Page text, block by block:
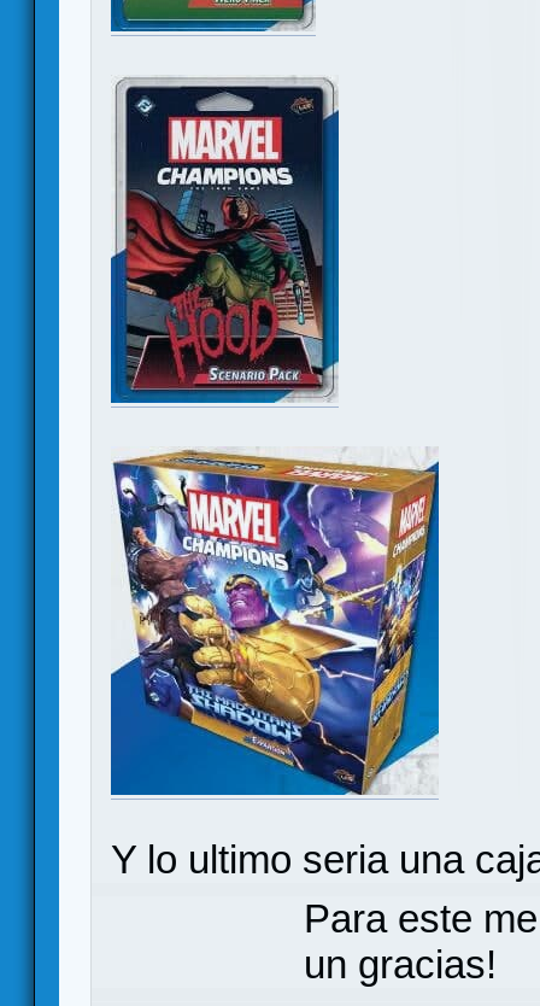
Y lo ultimo seria una
Para este
un gracias!